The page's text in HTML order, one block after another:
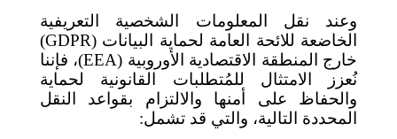
وعند نقل المعلومات الشخصية التعريفية
الخاضعة للائحة العامة لحماية البيانات (GDPR
)
خارج المنطقة الاقتصادية الأوروبية (EEA
)، فإننا
نُعزز الامتثال للمُتطلبات القانونية لحماية
والحفاظ على أمنها والالتزام بقواعد النقل
المحددة التالية، والتي قد تشمل: